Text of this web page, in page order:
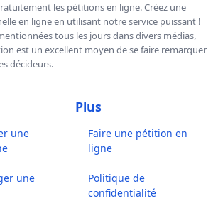
les pétitions en ligne. Créez une
en ligne en utilisant notre service puissant !
tous les jours dans divers médias,
est un excellent moyen de se faire remarquer
décideurs.
une
une
Plus
Faire une pétition en
ligne
Politique de
confidentialité